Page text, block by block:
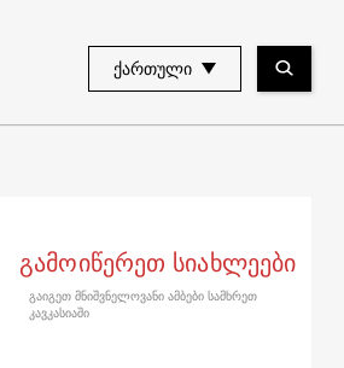
ᲥᲐᲠᲗᲣᲚᲘ
გამოიწერეთ სიახლეები
გაიგეთ მნიშვნელოვანი ამბები სამხრეთ
კავკასიაში